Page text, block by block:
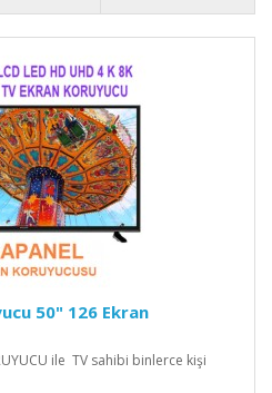
50" 126 Ekran
ile TV sahibi binlerce kişi